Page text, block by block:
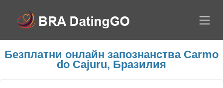
Безплатни онлайн запознанства Carmo
do Cajuru, Бразилия